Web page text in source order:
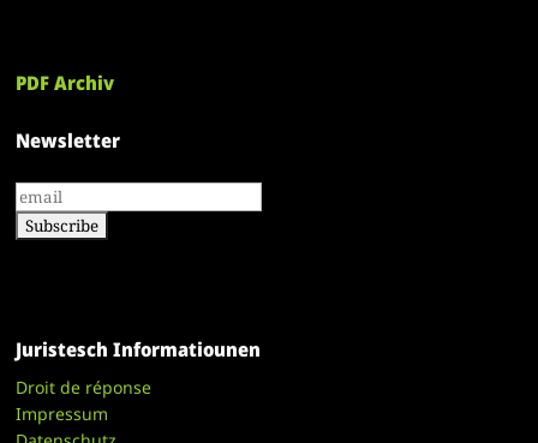
PDF Archiv
Newsletter
Juristesch Informatiounen
Droit de réponse
Impressum